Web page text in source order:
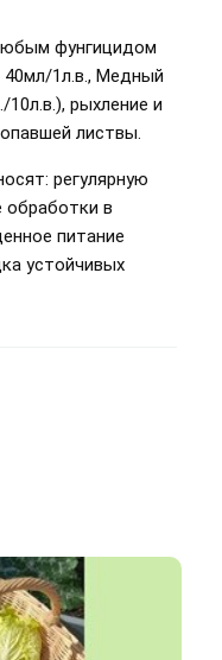
фунгицидом
1л.в., Медный
10л.в.), рыхление и
листвы.
регулярную
обработки в
питание
устойчивых